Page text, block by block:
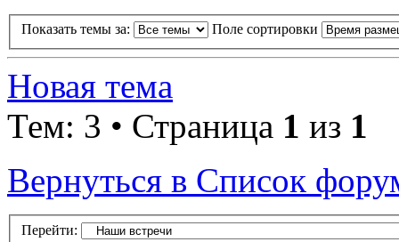
Показать темы за: Поле сортировки
Новая тема
Тем: 3 • Страница 1 из 1
Вернуться в Список
Перейти: